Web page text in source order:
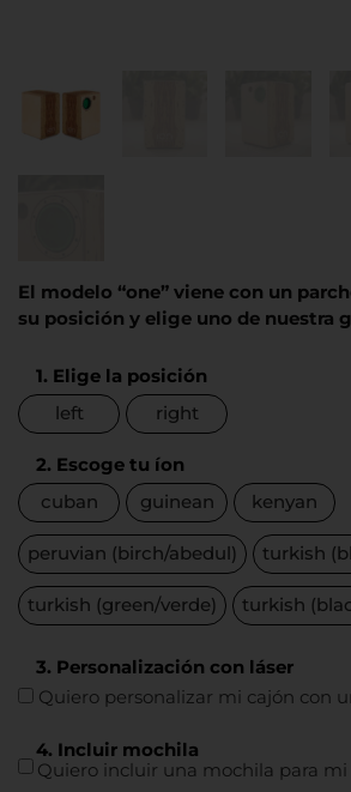
El modelo “one” viene con un
su posición y elige uno de nuestra
1. Elige la posición
left
right
2. Escoge tu íon
cuban
guinean kenyan
peruvian (birch/abedul) turkish
turkish (green/verde) turkish
3. Personalización con láser
Quiero personalizar mi cajón con
4. Incluir mochila
Quiero incluir una mochila para mi